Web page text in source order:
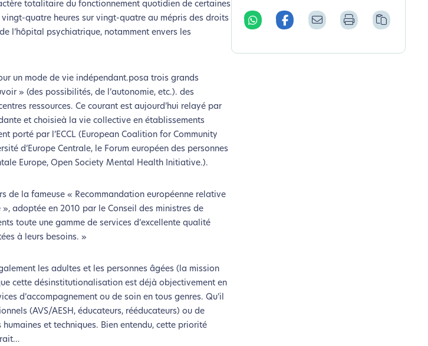
ça vous concerne aussi !
le cadre d’une démarche forte d’écoconception.
totalitaire du fonctionnement quotidien de certaines
quatre heures sur vingt-quatre au mépris des droits
l’hôpital psychiatrique, notamment envers les
un mode de vie indépendant.posa trois grands
» (des possibilités, de l’autonomie, etc.). des
ressources. Ce courant est aujourd’hui relayé par
et choisieà la vie collective en établissements
porté par l’ECCL (European Coalition for Community
d’Europe Centrale, le Forum européen des personnes
Europe, Open Society Mental Health Initiative.).
de la fameuse « Recommandation européenne relative
adoptée en 2010 par le Conseil des ministres de
toute une gamme de services d’excellente qualité
à leurs besoins. »
les adultes et les personnes âgées (la mission
cette désinstitutionalisation est déjà objectivement en
d’accompagnement ou de soin en tous genres. Qu’il
(AVS/AESH, éducateurs, rééducateurs) ou de
et techniques. Bien entendu, cette priorité